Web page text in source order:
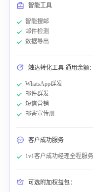
智能工具
智能搜邮
邮件检测
数据导出
触达转化工具 通用余额：
WhatsApp群发
邮件群发
短信营销
邮寄宣传册
客户成功服务
1v1客户成功经理全程服务
可选附加权益包：